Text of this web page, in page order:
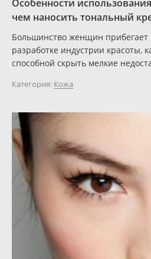
Особенности
чем наносить тональный
Большинство женщин прибегает
разработке индустрии красоты,
способной скрыть мелкие
Категория: Кожа